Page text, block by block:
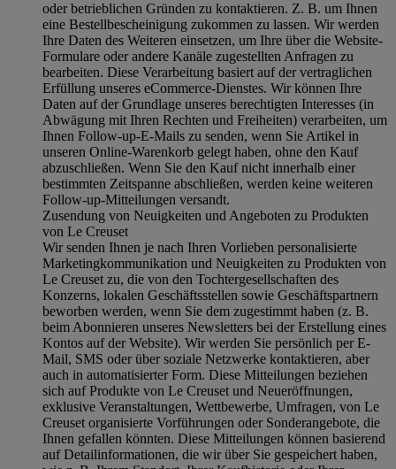
oder betrieblichen Gründen zu kontaktieren. Z. B. um Ihnen
eine Bestellbescheinigung zukommen zu lassen. Wir werden
Ihre Daten des Weiteren einsetzen, um Ihre über die Website-
Formulare oder andere Kanäle zugestellten Anfragen zu
bearbeiten. Diese Verarbeitung basiert auf der vertraglichen
Erfüllung unseres eCommerce-Dienstes. Wir können Ihre
Daten auf der Grundlage unseres berechtigten Interesses (in
Abwägung mit Ihren Rechten und Freiheiten) verarbeiten, um
Ihnen Follow-up-E-Mails zu senden, wenn Sie Artikel in
unseren Online-Warenkorb gelegt haben, ohne den Kauf
abzuschließen. Wenn Sie den Kauf nicht innerhalb einer
bestimmten Zeitspanne abschließen, werden keine weiteren
Follow-up-Mitteilungen versandt.
Zusendung von Neuigkeiten und Angeboten zu Produkten
von Le Creuset
Wir senden Ihnen je nach Ihren Vorlieben personalisierte
Marketingkommunikation und Neuigkeiten zu Produkten von
Le Creuset zu, die von den Tochtergesellschaften des
Konzerns, lokalen Geschäftsstellen sowie Geschäftspartnern
beworben werden, wenn Sie dem zugestimmt haben (z. B.
beim Abonnieren unseres Newsletters bei der Erstellung eines
Kontos auf der Website). Wir werden Sie persönlich per E-
Mail, SMS oder über soziale Netzwerke kontaktieren, aber
auch in automatisierter Form. Diese Mitteilungen beziehen
sich auf Produkte von Le Creuset und Neueröffnungen,
exklusive Veranstaltungen, Wettbewerbe, Umfragen, von Le
Creuset organisierte Vorführungen oder Sonderangebote, die
Ihnen gefallen könnten. Diese Mitteilungen können basierend
auf Detailinformationen, die wir über Sie gespeichert haben,